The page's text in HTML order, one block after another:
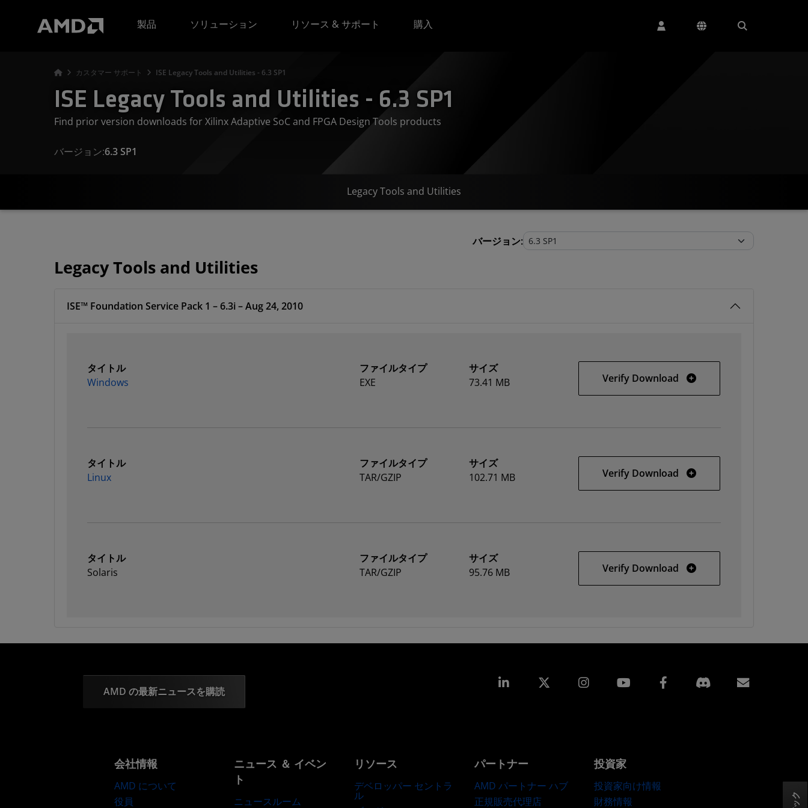
製品
ソリューション リソース & サポート 購入
カスタマー サポート ISE Legacy Tools and Utilities - 6.3 SP1
ISE Legacy Tools and Utilities - 6.3 SP1
Find prior version downloads for Xilinx Adaptive SoC and FPGA Design Tools products
バージョン:6.3 SP1
Legacy Tools and Utilities
バージョン:
Legacy Tools and Utilities
ISE™ Foundation Service Pack 1 – 6.3i – Aug 24, 2010
タイトル
Windows
ファイルタイプ
EXE
サイズ
73.41 MB
Verify Download Windows
タイトル
Linux
ファイルタイプ
TAR/GZIP
サイズ
102.71 MB
Verify Download Linux
タイトル
Solaris
ファイルタイプ
TAR/GZIP
サイズ
95.76 MB
Verify Download Solaris
AMD の最新ニュースを購読
Linkedin Instagram Facebook
会社情報
AMD について
役員
ニュース ＆ イベン
ト
ニュースルーム
リソース
デベロッパー セントラ
ル
パートナー
AMD パートナー ハブ
正規販売代理店
投資家
投資家向け情報
財務情報